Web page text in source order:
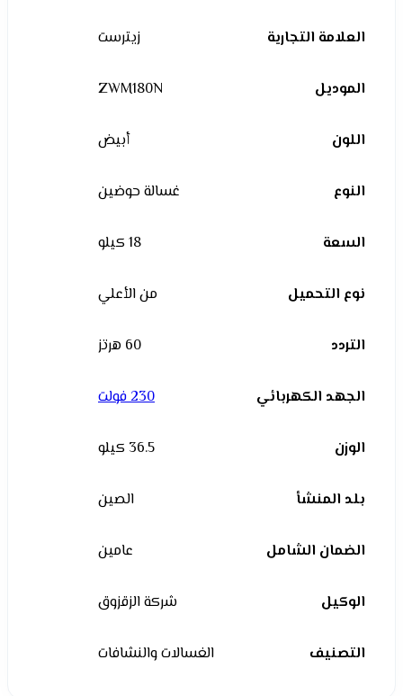
العلامة التجارية زيترست
الموديل ZWM180N
اللون أبيض
النوع غسالة حوضين
السعة 18 كيلو
نوع التحميل من الأعلي
التردد 60 هرتز
الجهد الكهربائي 230 فولت
الوزن 36.5 كيلو
بلد المنشأ الصين
الضمان الشامل عامين
الوكيل شركة الزقزوق
التصنيف الغسالات والنشافات